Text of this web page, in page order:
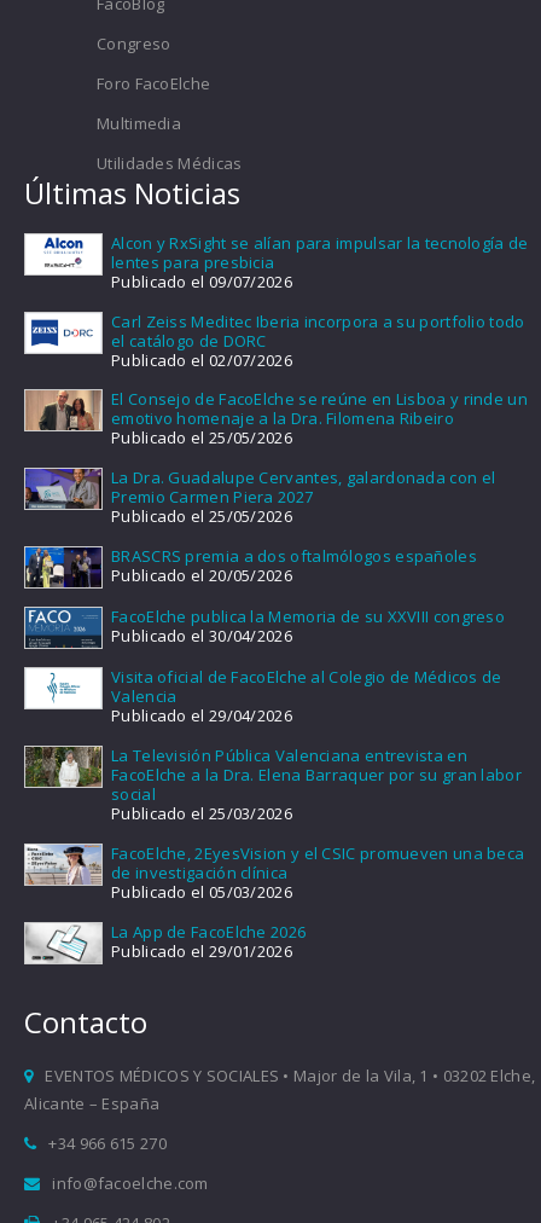
Congreso
Foro FacoElche
Multimedia
Utilidades Médicas
Últimas Noticias
Alcon y RxSight se alían para impulsar la tecnología de
lentes para presbicia
Publicado el 09/07/2026
Carl Zeiss Meditec Iberia incorpora a su portfolio todo
el catálogo de DORC
Publicado el 02/07/2026
El Consejo de FacoElche se reúne en Lisboa y rinde un
emotivo homenaje a la Dra. Filomena Ribeiro
Publicado el 25/05/2026
La Dra. Guadalupe Cervantes, galardonada con el
Premio Carmen Piera 2027
Publicado el 25/05/2026
BRASCRS premia a dos oftalmólogos españoles
Publicado el 20/05/2026
FacoElche publica la Memoria de su XXVIII congreso
Publicado el 30/04/2026
Visita oficial de FacoElche al Colegio de Médicos de
Valencia
Publicado el 29/04/2026
La Televisión Pública Valenciana entrevista en
FacoElche a la Dra. Elena Barraquer por su gran labor
social
Publicado el 25/03/2026
FacoElche, 2EyesVision y el CSIC promueven una beca
de investigación clínica
Publicado el 05/03/2026
La App de FacoElche 2026
Publicado el 29/01/2026
Contacto
EVENTOS MÉDICOS Y SOCIALES • Major de la Vila, 1 • 03202 Elche,
Alicante – España
+34 966 615 270
info@facoelche.com